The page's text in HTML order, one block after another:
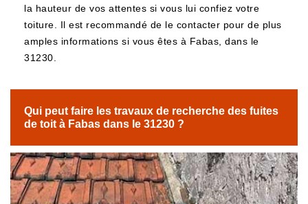
la hauteur de vos attentes si vous lui confiez votre
toiture. Il est recommandé de le contacter pour de plus
amples informations si vous êtes à Fabas, dans le
31230.
Qui peut faire les travaux de recherche des fuites
de toit à Fabas dans le 31230 ?